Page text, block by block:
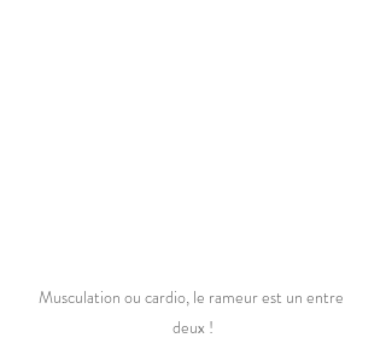
Musculation ou cardio, le rameur est un entre
deux !